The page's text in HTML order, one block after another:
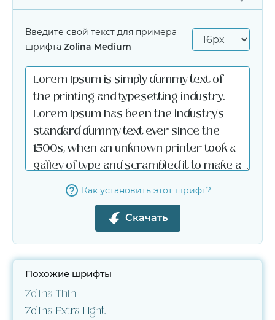
Введите свой текст для примера
шрифта Zolina Medium
Как установить этот шрифт?
Скачать
Похожие шрифты
Zolina Thin
Zolina Extra Light